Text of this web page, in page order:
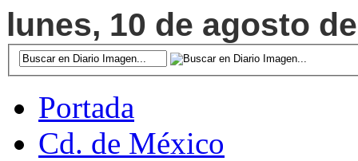
lunes, 10 de agosto
Portada
Cd. de México